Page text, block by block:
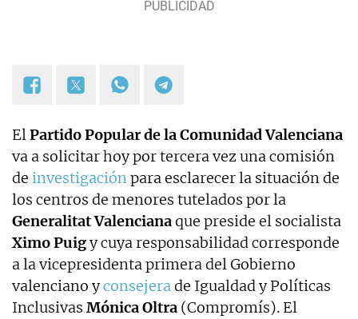
ElPartido Popular de la Comunidad Valenciana
va a solicitar hoy por tercera vez una comisión
de investigaciónpara esclarecer la situación de
los centros de menores tutelados por la
Generalitat Valencianaque preside el socialista
Ximo Puigy cuya responsabilidad corresponde
a la vicepresidenta primera del Gobierno
valenciano yconsejerade Igualdad y Políticas
Inclusivas Mónica Oltra (Compromís). El